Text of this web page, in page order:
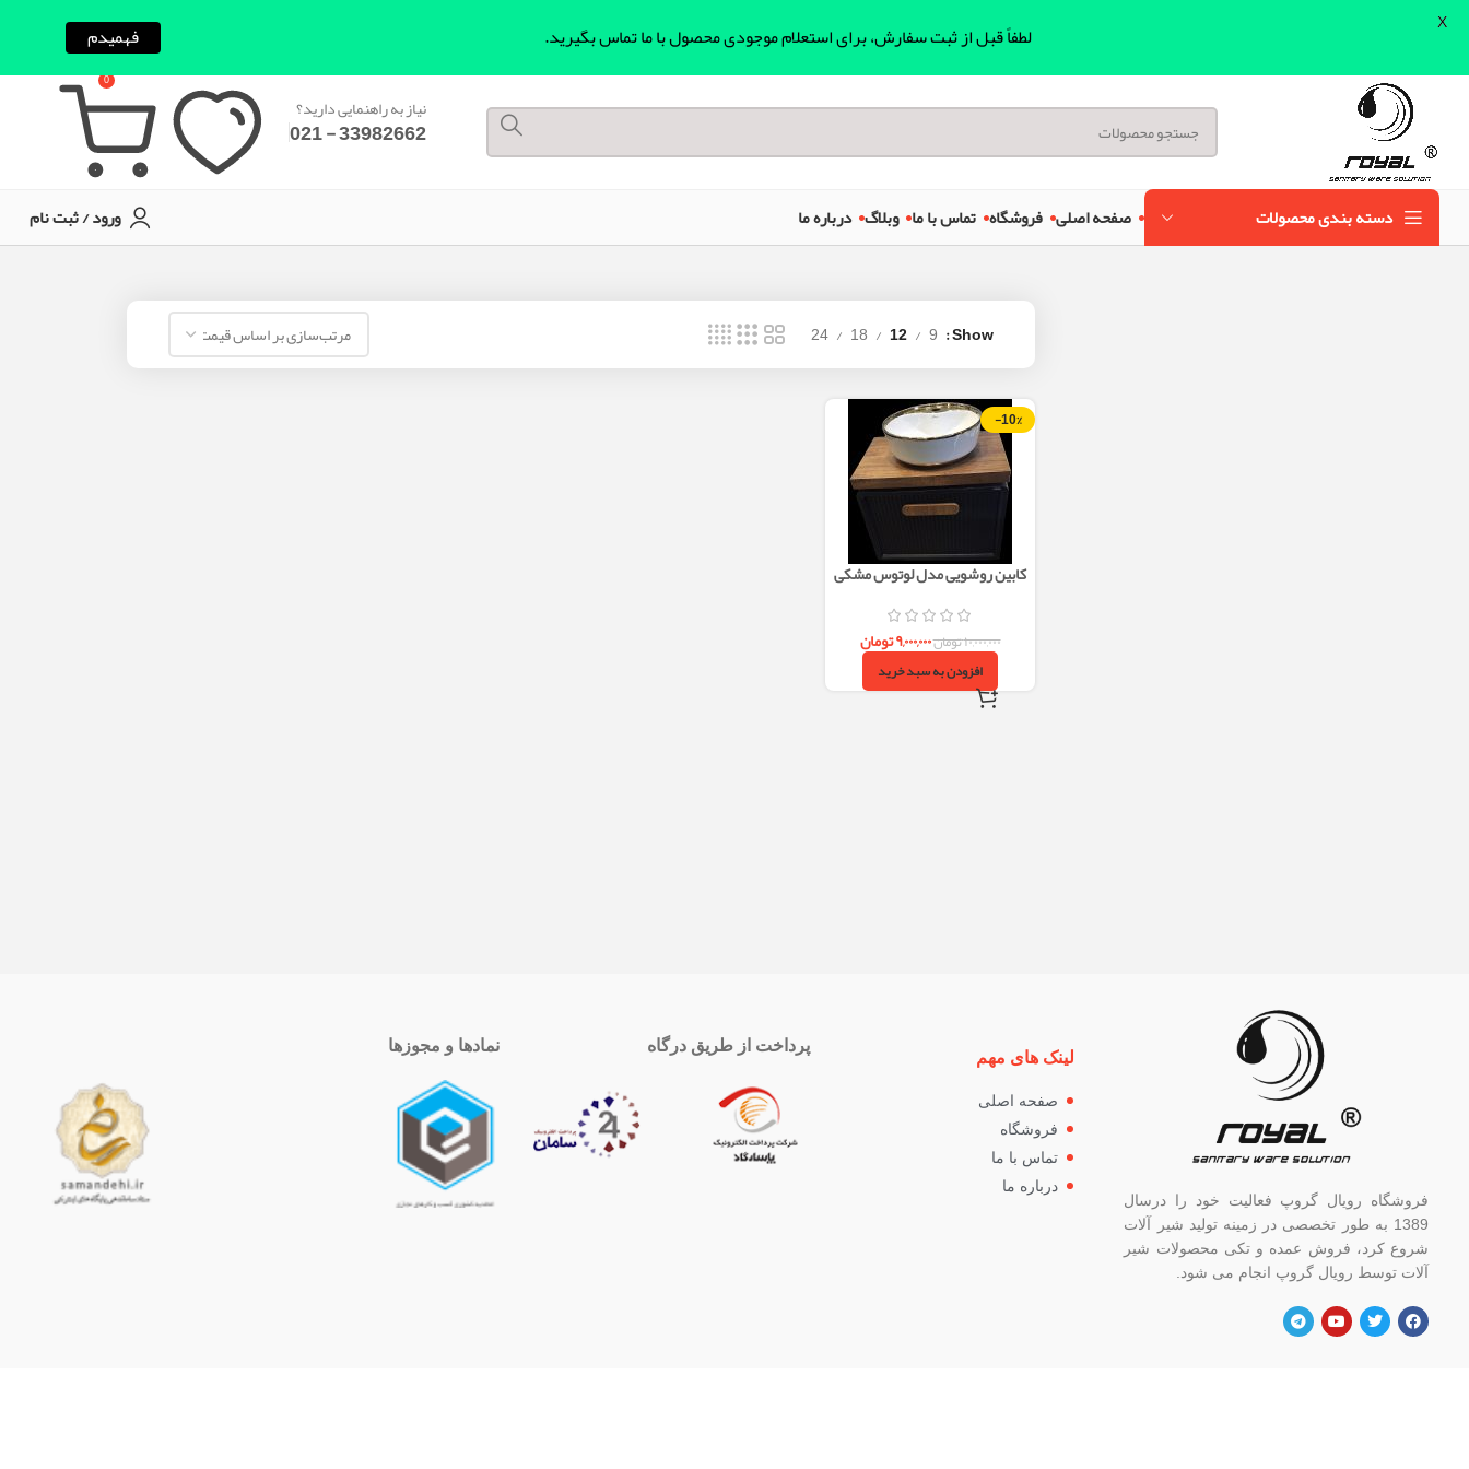
نیاز به راهنمایی دارید؟
33982662 - 021
0
دسته بندی محصولات صفحه اصلی فروشگاه تماس با ما وبلاگ درباره ما ورود / ثبت نام
Show
9
12
18
24
-10%
کابین روشویی مدل لوتوس مشکی
۱۰,۰۰۰,۰۰۰تومان۹,۰۰۰,۰۰۰تومان
افزودن به سبد خرید
فروشگاه رویال گروپ فعالیت خود را درسال
1389 به طور تخصصی در زمینه تولید شیر آلات
شروع کرد، فروش عمده و تکی محصولات شیر
آلات توسط رویال گروپ انجام می شود.
لینک های مهم
صفحه اصلی
فروشگاه
تماس با ما
درباره ما
پرداخت از طریق درگاه نمادها و مجوزها
لطفاً قبل از ثبت سفارش، برای استعلام موجودی محصول با ما تماس بگیرید. فهمیدم X